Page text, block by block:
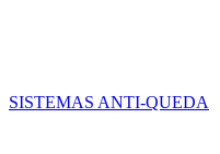
SISTEMAS ANTI-QUEDA